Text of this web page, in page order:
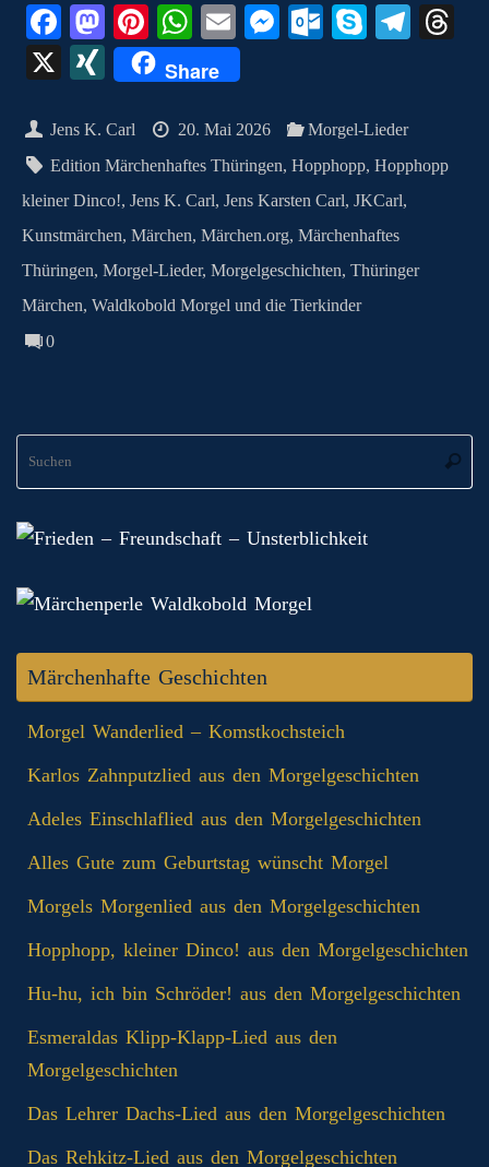
Fa
ce
bo
ok
M
as
to
do
n
Pi
nt
er
es
t
W
ha
ts
A
pp
E
m
ail
M
ng
er
O
ok
.c
o
m
S
Te
m
X
X
N
G
Share
Jens K. Carl 20. Mai 2026
Morgel-Lieder
Edition Märchenhaftes Thüringen,Hopphopp,Hopphopp
kleiner Dinco!, Jens K. Carl, Jens Karsten Carl, JKCarl,
Kunstmärchen, Märchen, Märchen.org, Märchenhaftes
Thüringen, Morgel-Lieder, Morgelgeschichten, Thüringer
Märchen, Waldkobold Morgel und die Tierkinder
0
Märchenhafte Geschichten
Morgel Wanderlied – Komstkochsteich
Karlos Zahnputzlied aus den Morgelgeschichten
Adeles Einschlaflied aus den Morgelgeschichten
Alles Gute zum Geburtstag wünscht Morgel
Morgels Morgenlied aus den Morgelgeschichten
Hopphopp, kleiner Dinco! aus den Morgelgeschichten
Hu-hu, ich bin Schröder! aus den Morgelgeschichten
Esmeraldas Klipp‑Klapp‑Lied aus den
Morgelgeschichten
Das Lehrer Dachs-Lied aus den Morgelgeschichten
Das Rehkitz-Lied aus den Morgelgeschichten